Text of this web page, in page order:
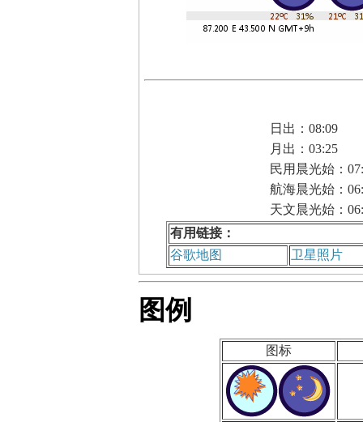
日出：08:09
月出：03:25
民用晨光始：
航海晨光始：
天文晨光始：
有用链接：
谷歌地图
卫星照片
图例
图标